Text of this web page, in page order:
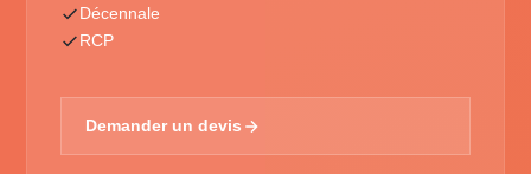
Décennale
RCP
Demander un devis